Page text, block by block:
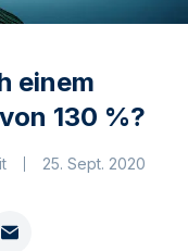
einem
130 %?
25. Sept. 2020